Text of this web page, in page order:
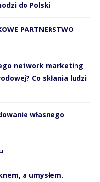
do Polski
PARTNERSTWO –
network marketing
Co skłania ludzi
własnego
a umysłem.